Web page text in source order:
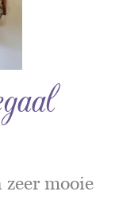
mooie